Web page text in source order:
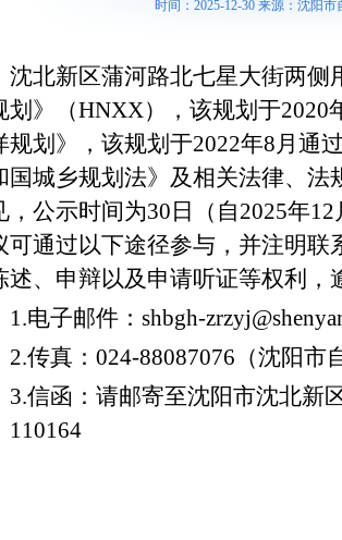
时间：2025-12-30 来源：沈阳
沈北新区蒲河路北七星大街两
划》（HNXX），该规划于2020
规划》，该规划于2022年8月通
国城乡规划法》及相关法律、
，公示时间为30日（自2025年12
可通过以下途径参与，并注明
述、申辩以及申请听证等权利，
1.电子邮件：shbgh-
2.传真：024-88087076（沈阳市
3.信函：请邮寄至沈阳市沈北新
110164